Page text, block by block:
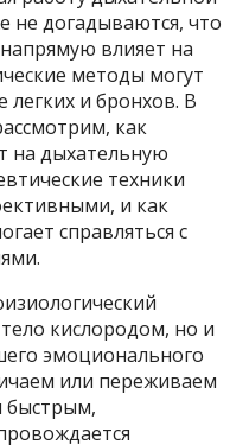
не догадываются, что
влияет на
методы могут
и бронхов. В
как
на дыхательную
техники
и как
справляться с
кислородом, но и
эмоционального
или переживаем
быстрым,